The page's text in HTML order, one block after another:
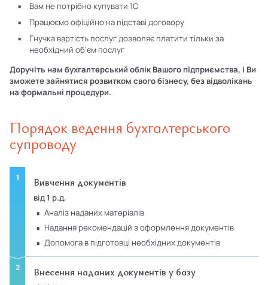
Вам не потрібно купувати 1С
Працюємо офіційно на підставі договору
Гнучка вартість послуг дозволяє платити тільки за
необхідний об'єм послуг
Доручіть нам бухгалтерський облік Вашого підприємства, і Ви
зможете зайнятися розвитком свого бізнесу, без відволікань
на формальні процедури.
Порядок ведення бухгалтерського
супроводу
Вивчення документів
від 1 р.д.
аналіз наданих матеріалів
надання рекомендацій з оформлення документів
допомога в підготовці необхідних документів
Внесення наданих документів у базу